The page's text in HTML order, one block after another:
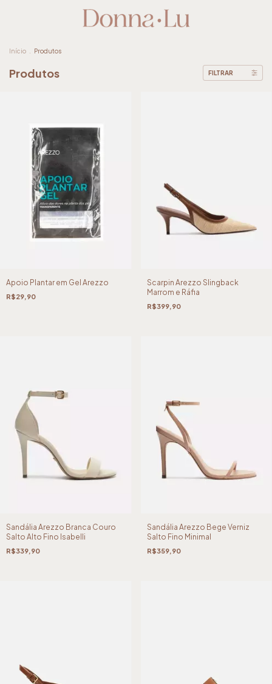
Início Produtos
Produtos FILTRAR
Apoio Plantar em Gel Arezzo
R$29,90
Scarpin Arezzo Slingback
Marrom e Ráfia
R$399,90
Sandália Arezzo Branca Couro
Salto Alto Fino Isabelli
R$339,90
Sandália Arezzo Bege Verniz
Salto Fino Minimal
R$359,90